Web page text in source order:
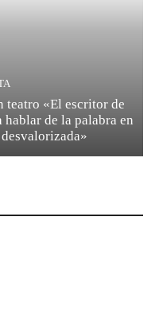
teatro «El escritor de
hablar de la palabra en